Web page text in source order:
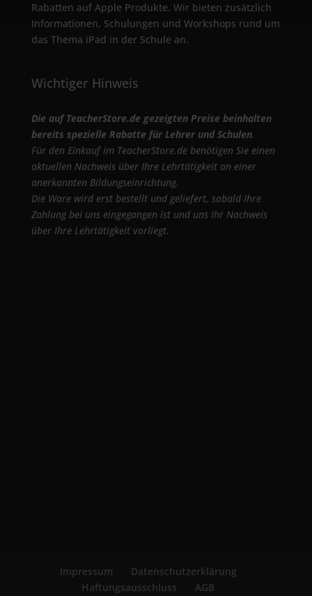
Rabatten auf Apple Produkte. Wir bieten zusätzlich
Informationen, Schulungen und Workshops rund um
das Thema iPad in der Schule an.
Wichtiger Hinweis
Die auf TeacherStore.de gezeigten Preise beinhalten
bereits spezielle Rabatte für Lehrer und Schulen.
Für den Einkauf im TeacherStore.de benötigen Sie einen
aktuellen Nachweis über Ihre Lehrtätigkeit an einer
anerkannten Bildungseinrichtung.
Die Ware wird erst bestellt und geliefert, sobald Ihre
Zahlung bei uns eingegangen ist und uns Ihr Nachweis
über Ihre Lehrtätigkeit vorliegt.
Impressum
Datenschutzerklärung
Haftungsausschluss
AGB